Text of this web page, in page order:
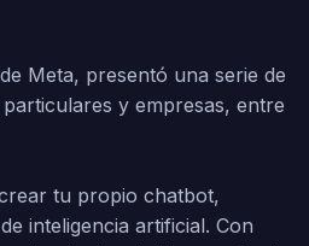
Meta, presentó una serie de
y empresas, entre
tu propio chatbot,
inteligencia artificial. Con